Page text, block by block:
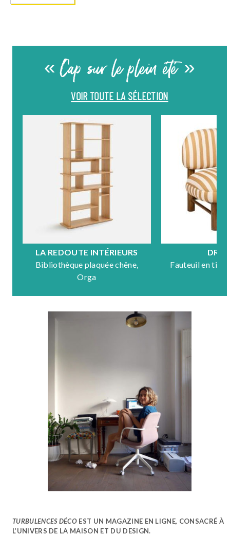
« Cap sur le plein été »
VOIR TOUTE LA SÉLECTION
LA REDOUTE INTÉRIEURS
Bibliothèque plaquée chêne,
Orga
Fauteuil en
TURBULENCES DÉCO EST UN MAGAZINE EN LIGNE, CONSACRÉ À
L’UNIVERS DE LA MAISON ET DU DESIGN.